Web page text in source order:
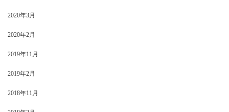
2020年3月
2020年2月
2019年11月
2019年2月
2018年11月